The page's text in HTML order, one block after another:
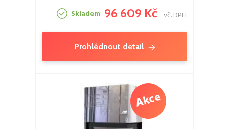
Skladem 96 609 Kč vč. DPH
Prohlédnout detail